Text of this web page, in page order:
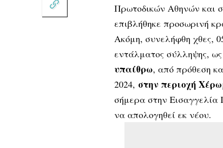
Πρωτοδικών Αθηνών και
επιβλήθηκε προσωρινή
Ακόμη, συνελήφθη χθες,
εντάλματος σύλληψης, ως
υπαίθρω, από πρόθεση
2024, στην περιοχή
σήμερα στην Εισαγγελία
να απολογηθεί εκ νέου.